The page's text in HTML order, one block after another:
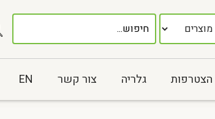
הצטרפות גלריה צור קשר EN